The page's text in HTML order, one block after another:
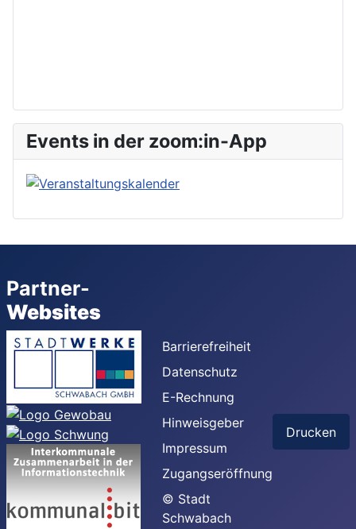
Events in der zoom:in-App
Partner-
Websites
Barrierefreiheit
Datenschutz
E-Rechnung
Hinweisgeber
Impressum
Zugangseröffnung
© Stadt
Schwabach
Drucken